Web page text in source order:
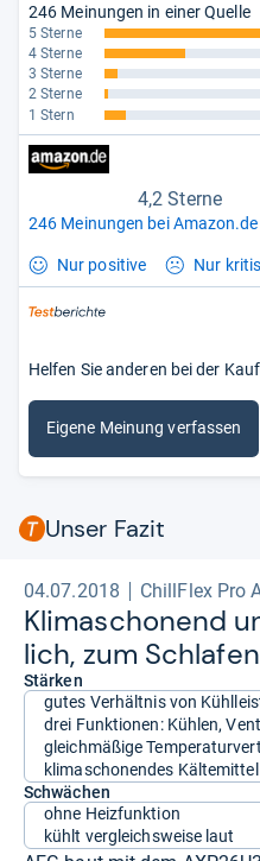
246 Meinungen in einer Quelle
5 Sterne
4 Sterne
3 Sterne
2 Sterne
1 Stern
4,2 Sterne
246 Meinungen bei Amazon.de
Nur positive Nur
Helfen Sie anderen bei der
Eigene Meinung verfassen
Unser Fazit
04.07.2018 ChillFlex Pro
Kli­ma­scho­nend
lich, zum
Stärken
gutes Verhältnis von
drei Funktionen: Kühlen,
gleichmäßige
klimaschonendes
Schwächen
ohne Heizfunktion
kühlt vergleichsweise laut